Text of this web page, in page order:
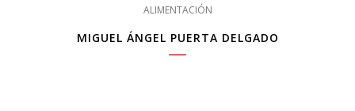
ALIMENTACIÓN
MIGUEL ÁNGEL PUERTA DELGADO